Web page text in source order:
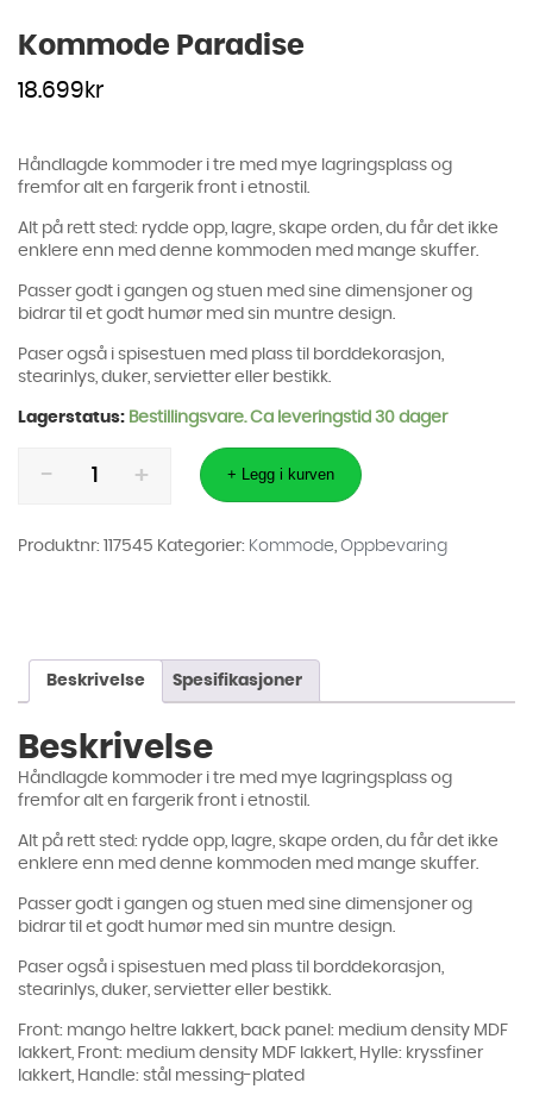
Kommode Paradise
18.699 kr
Håndlagde kommoder i tre med mye lagringsplass og
fremfor alt en fargerik front i etnostil.
Alt på rett sted: rydde opp, lagre, skape orden, du får det ikke
enklere enn med denne kommoden med mange skuffer.
Passer godt i gangen og stuen med sine dimensjoner og
bidrar til et godt humør med sin muntre design.
Paser også i spisestuen med plass til borddekorasjon,
stearinlys, duker, servietter eller bestikk.
Lagerstatus: Bestillingsvare. Ca leveringstid 30 dager
Paradise
antall
+ Legg i kurven
Produktnr: 117545 Kategorier: Kommode Oppbevaring
Beskrivelse Spesifikasjoner
Beskrivelse
Håndlagde kommoder i tre med mye lagringsplass og
fremfor alt en fargerik front i etnostil.
Alt på rett sted: rydde opp, lagre, skape orden, du får det ikke
enklere enn med denne kommoden med mange skuffer.
Passer godt i gangen og stuen med sine dimensjoner og
bidrar til et godt humør med sin muntre design.
Paser også i spisestuen med plass til borddekorasjon,
stearinlys, duker, servietter eller bestikk.
Front: mango heltre lakkert, back panel: medium density MDF
lakkert, Front: medium density MDF lakkert, Hylle: kryssfiner
lakkert, Handle: stål messing-plated